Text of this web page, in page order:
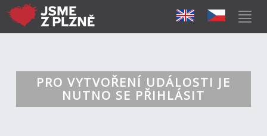
PRO VYTVOŘENÍ UDÁLOSTI JE
NUTNO SE PŘIHLÁSIT